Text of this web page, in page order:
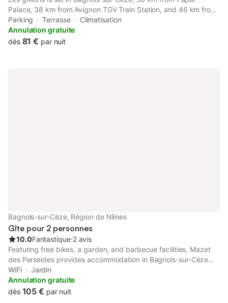
Palace, 38 km from Avignon TGV Train Station, and 46 km from
Parc des Expositions Avignon.
Parking Terrasse
Climatisation
Annulation gratuite
dès 81 € par nuit
Bagnols-sur-Cèze, Région de Nîmes
Gîte pour 2 personnes
10.0Fantastique⋅2 avis
Featuring free bikes, a garden, and barbecue facilities, Mazet
des Perseides provides accommodation in Bagnols-sur-Cèze
with free WiFi and garden views. The air-conditioned
accommodation is 18 miles from Uzès. The apartment comes
with a flat-screen TV and 1 bedroom. A terrace is available on
WiFi
Jardin
Annulation gratuite
dès 105 € par nuit